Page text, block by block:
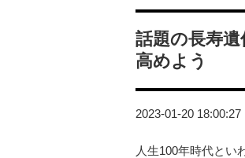
話題の長寿
高めよう
2023-01-20 18:00:27
人生100年時代とい